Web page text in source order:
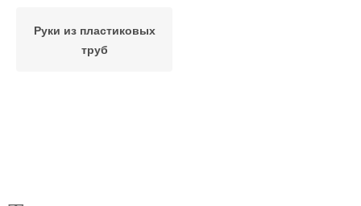
Руки из пластиковых
труб